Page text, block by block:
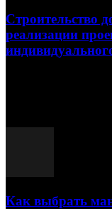
Строительство
реализации
Как выбрать